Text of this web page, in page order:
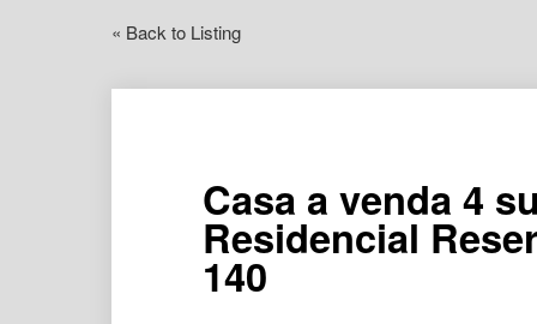
« Back to Listing
Casa a venda 4
Residencial
140